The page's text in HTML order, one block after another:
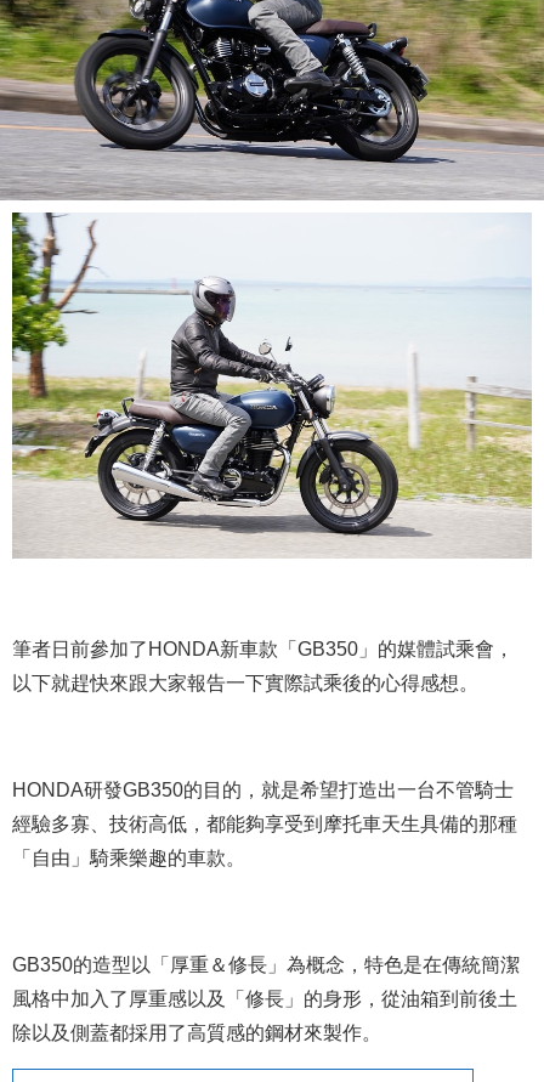
筆者日前參加了HONDA新車款「GB350」的媒體試乘會，
以下就趕快來跟大家報告一下實際試乘後的心得感想。
HONDA研發GB350的目的，就是希望打造出一台不管騎士
經驗多寡、技術高低，都能夠享受到摩托車天生具備的那種
「自由」騎乘樂趣的車款。
GB350的造型以「厚重＆修長」為概念，特色是在傳統簡潔
風格中加入了厚重感以及「修長」的身形，從油箱到前後土
除以及側蓋都採用了高質感的鋼材來製作。